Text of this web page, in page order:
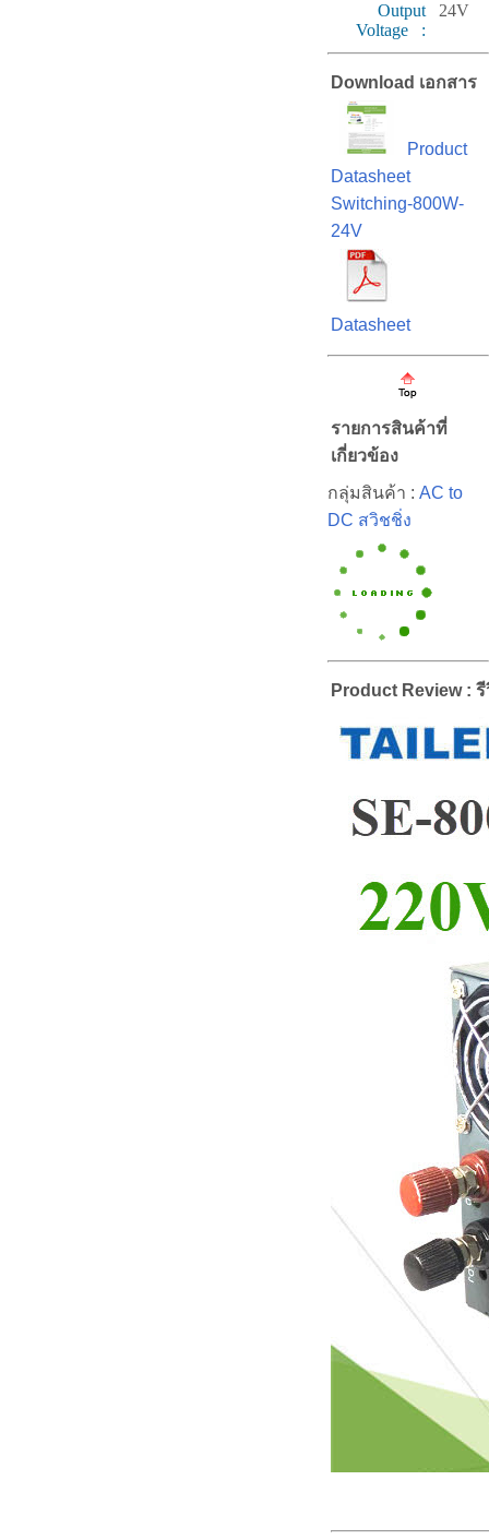
Output
Voltage :
24V
Download เอกสาร
Product
Datasheet
Switching-800W-
24V
Datasheet
รายการสินค้าที่
เกี่ยวข้อง
กลุ่มสินค้า : AC to
DC สวิชชิ่ง
Product Review :